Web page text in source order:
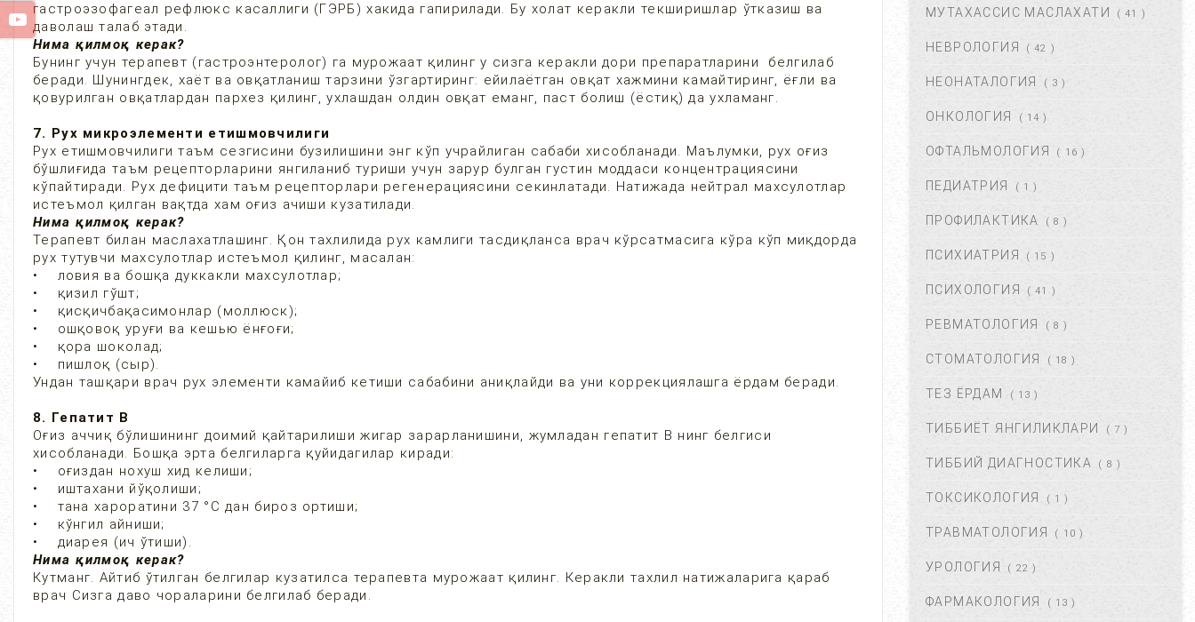
гастроэзофагеал рефлюкс касаллиги (ГЭРБ) хакида гапирилади. Бу холат керакли текширишлар ўтказиш ва
даволаш талаб этади.
Нима қилмоқ керак?
Бунинг учун терапевт (гастроэнтеролог) га мурожаат қилинг у сизга керакли дори препаратларини белгилаб
беради. Шунингдек, хаёт ва овқатланиш тарзини ўзгартиринг: ейилаётган овқат хажмини камайтиринг, ёғли ва
қовурилган овқатлардан пархез қилинг, ухлашдан олдин овқат еманг, паст болиш (ёстиқ) да ухламанг.
7. Рух микроэлементи етишмовчилиги
Рух етишмовчилиги таъм сезгисини бузилишини энг кўп учрайлиган сабаби хисобланади. Маълумки, рух оғиз
бўшлиғида таъм рецепторларини янгиланиб туриши учун зарур булган густин моддаси концентрациясини
кўпайтиради. Рух дефицити таъм рецепторлари регенерациясини секинлатади. Натижада нейтрал махсулотлар
истеъмол қилган вақтда хам оғиз ачиши кузатилади.
Нима қилмоқ керак?
Терапевт билан маслахатлашинг. Қон тахлилида рух камлиги тасдиқланса врач кўрсатмасига кўра кўп миқдорда
рух тутувчи махсулотлар истеъмол қилинг, масалан:
• ловия ва бошқа дуккакли махсулотлар;
• қизил гўшт;
• қисқичбақасимонлар (моллюск);
• ошқовоқ уруғи ва кешью ёнғоғи;
• қора шоколад;
• пишлоқ (сыр).
Ундан ташқари врач рух элементи камайиб кетиши сабабини аниқлайди ва уни коррекциялашга ёрдам беради.
8. Гепатит В
Оғиз аччиқ бўлишининг доимий қайтарилиши жигар зарарланишини, жумладан гепатит В нинг белгиси
хисобланади. Бошқа эрта белгиларга қуйидагилар киради:
• оғиздан нохуш хид келиши;
• иштахани йўқолиши;
• тана хароратини 37 °С дан бироз ортиши;
• кўнгил айниши;
• диарея (ич ўтиши).
Нима қилмоқ керак?
Кутманг. Айтиб ўтилган белгилар кузатилса терапевта мурожаат қилинг. Керакли тахлил натижаларига қараб
врач Сизга даво чораларини белгилаб беради.
ХОМИЛАДОРЛИКДА БОЛА
БЕЛГИЛАРИ ВА
АВГ 17, 2017
БЎЛДИ. НИМА ҚИЛМОҚ
ОКТ 01, 2017
НЕГА КАТТАЛАШАДИ?...
ПОЛИАРТРИТ. ТУРЛАРИ.
ДАВОЛАШ....
БАЧАДОН МИОМАСИ,
САБАБЛАРИ, БЕЛГИЛАРИ ВА
АПР 25, 2018
ЮЗГА АЛЛЕРГИЯ ТОШИШИ.
ТУРЛАРИ. ...
НОЯ 27, 2017
МУТАХАССИС МАСЛАХАТИ ( 41 )
НЕВРОЛОГИЯ ( 42 )
НЕОНАТАЛОГИЯ ( 3 )
ОНКОЛОГИЯ ( 14 )
ОФТАЛЬМОЛОГИЯ ( 16 )
ПЕДИАТРИЯ ( 1 )
ПРОФИЛАКТИКА ( 8 )
ПСИХИАТРИЯ ( 15 )
ПСИХОЛОГИЯ ( 41 )
РЕВМАТОЛОГИЯ ( 8 )
СТОМАТОЛОГИЯ ( 18 )
ТЕЗ ЁРДАМ ( 13 )
ТИББИЁТ ЯНГИЛИКЛАРИ ( 7 )
ТИББИЙ ДИАГНОСТИКА ( 8 )
ТОКСИКОЛОГИЯ ( 1 )
ТРАВМАТОЛОГИЯ ( 10 )
УРОЛОГИЯ ( 22 )
ФАРМАКОЛОГИЯ ( 13 )